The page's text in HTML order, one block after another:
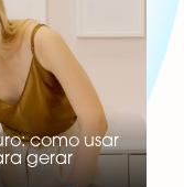
como usar
gerar